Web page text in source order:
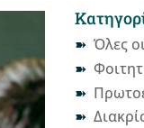
Όλες